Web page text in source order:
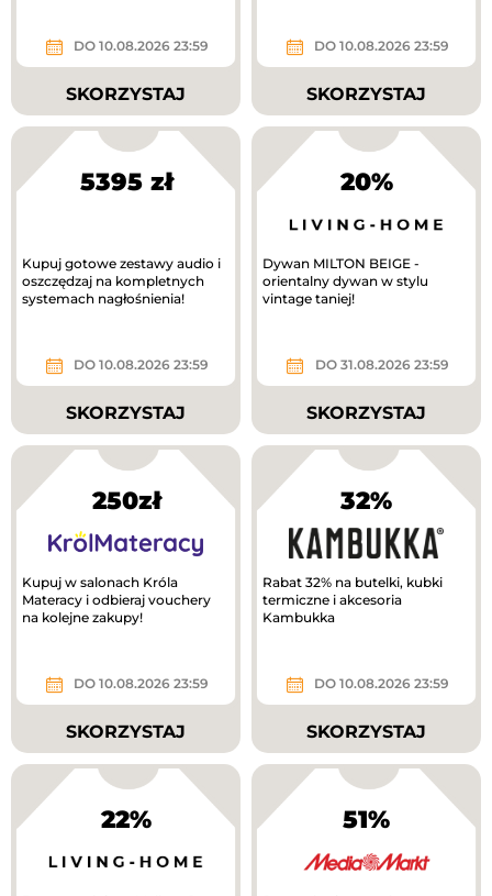
DO 10.08.2026 23:59
SKORZYSTAJ
DO 10.08.2026 23:59
SKORZYSTAJ
5395 zł
Kupuj gotowe zestawy audio i
oszczędzaj na kompletnych
systemach nagłośnienia!
DO 10.08.2026 23:59
SKORZYSTAJ
20%
Dywan MILTON BEIGE -
orientalny dywan w stylu
vintage taniej!
DO 31.08.2026 23:59
SKORZYSTAJ
250zł
Kupuj w salonach Króla
Materacy i odbieraj vouchery
na kolejne zakupy!
DO 10.08.2026 23:59
SKORZYSTAJ
32%
Rabat 32% na butelki, kubki
termiczne i akcesoria
Kambukka
DO 10.08.2026 23:59
SKORZYSTAJ
22% 51%